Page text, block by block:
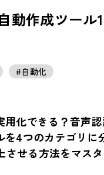
動作成ツー
#自動化
化できる？音声
4つのカテゴリ
せる方法をマス